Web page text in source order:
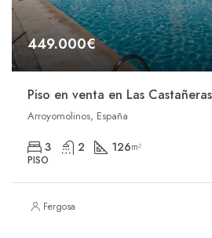
449.000€
Arroyomolinos, España
3 2 126m²
PISO
Fergosa